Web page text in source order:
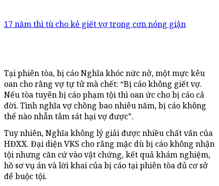
17 năm thì tù cho kẻ giết vợ trong cơn nóng giận
Tại phiên tòa, bị cáo Nghĩa khóc nức nở, một mực kêu
oan cho rằng vợ tự tử mà chết: “Bị cáo không giết vợ.
Nếu tòa tuyên bị cáo phạm tội thì oan ức cho bị cáo cả
đời. Tình nghĩa vợ chồng bao nhiêu năm, bị cáo không
thể nào nhẫn tâm sát hại vợ được”.
Tuy nhiên, Nghĩa không lý giải được nhiều chất vấn của
HĐXX. Đại diện VKS cho rằng mặc dù bị cáo không nhận
tội nhưng căn cứ vào vật chứng, kết quả khám nghiệm,
hồ sơ vụ án và lời khai của bị cáo tại phiên tòa đủ cơ sở
để buộc tội.